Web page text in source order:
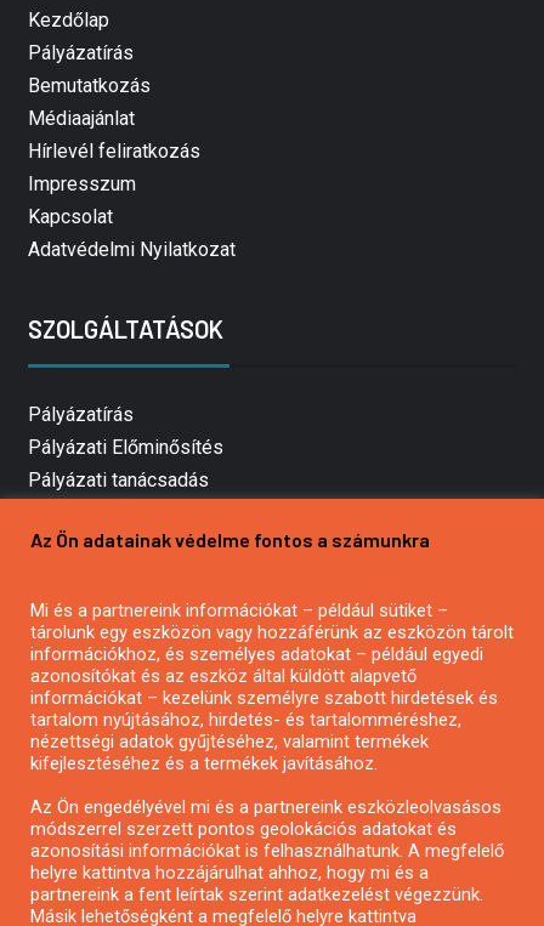
Kezdőlap
Pályázatírás
Bemutatkozás
Médiaajánlat
Hírlevél feliratkozás
Impresszum
Kapcsolat
Adatvédelmi Nyilatkozat
SZOLGÁLTATÁSOK
Pályázatírás
Pályázati Előminősítés
Pályázati tanácsadás
Mezőgazdasági pályázatírás
Pályázatírás civil szervezeteknek
Pályázatírás önkormányzatoknak
Pályázatfigyelés
Specifikus pályázatfigyelés vagy hírlevél
Pályázatok magánszemélyeknek
Pályázatok civil szervezeteknek
Az Ön adatainak védelme fontos a számunkra
Mi és a partnereink információkat – például sütiket –
tárolunk egy eszközön vagy hozzáférünk az eszközön tárolt
információkhoz, és személyes adatokat – például egyedi
azonosítókat és az eszköz által küldött alapvető
információkat – kezelünk személyre szabott hirdetések és
tartalom nyújtásához, hirdetés- és tartalomméréshez,
nézettségi adatok gyűjtéséhez, valamint termékek
kifejlesztéséhez és a termékek javításához.
Az Ön engedélyével mi és a partnereink eszközleolvasásos
módszerrel szerzett pontos geolokációs adatokat és
azonosítási információkat is felhasználhatunk. A megfelelő
helyre kattintva hozzájárulhat ahhoz, hogy mi és a
partnereink a fent leírtak szerint adatkezelést végezzünk.
Másik lehetőségként a megfelelő helyre kattintva